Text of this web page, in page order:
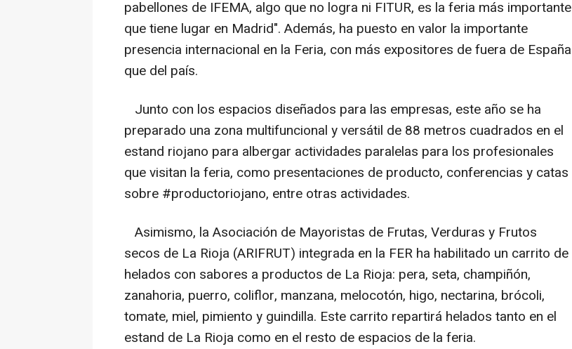
pabellones de IFEMA, algo que no logra ni FITUR, es la feria más importante
que tiene lugar en Madrid". Además, ha puesto en valor la importante
presencia internacional en la Feria, con más expositores de fuera de España
que del país.
Junto con los espacios diseñados para las empresas, este año se ha
preparado una zona multifuncional y versátil de 88 metros cuadrados en el
estand riojano para albergar actividades paralelas para los profesionales
que visitan la feria, como presentaciones de producto, conferencias y catas
sobre #productoriojano, entre otras actividades.
Asimismo, la Asociación de Mayoristas de Frutas, Verduras y Frutos
secos de La Rioja (ARIFRUT) integrada en la FER ha habilitado un carrito de
helados con sabores a productos de La Rioja: pera, seta, champiñón,
zanahoria, puerro, coliflor, manzana, melocotón, higo, nectarina, brócoli,
tomate, miel, pimiento y guindilla. Este carrito repartirá helados tanto en el
estand de La Rioja como en el resto de espacios de la feria.